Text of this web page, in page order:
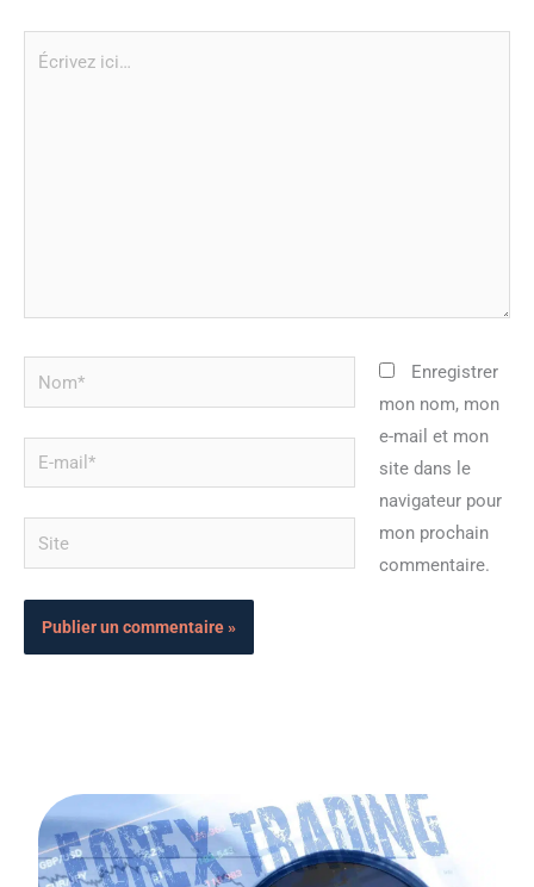
Nom*
mail*
Site
Enregistrer
mon nom, mon
e-mail et mon
site dans le
navigateur pour
mon prochain
commentaire.